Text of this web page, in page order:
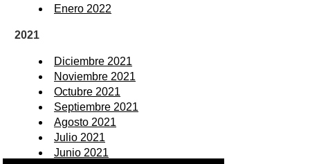
Enero 2022
2021
Diciembre 2021
Noviembre 2021
Octubre 2021
Septiembre 2021
Agosto 2021
Julio 2021
Junio 2021